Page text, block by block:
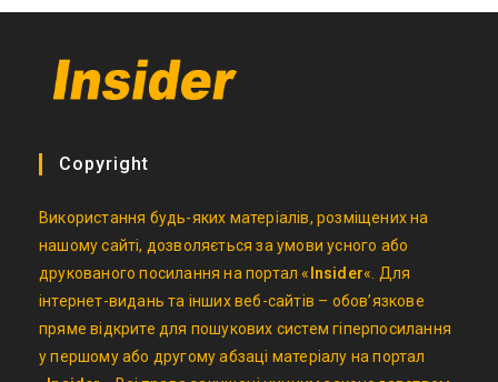
Copyright
Використання будь-яких матеріалів, розміщених на
нашому сайті, дозволяється за умови усного або
друкованого посилання на портал « Insider«. Для
інтернет-видань та інших веб-сайтів – обов’язкове
пряме відкрите для пошукових систем гіперпосилання
у першому або другому абзаці матеріалу на портал